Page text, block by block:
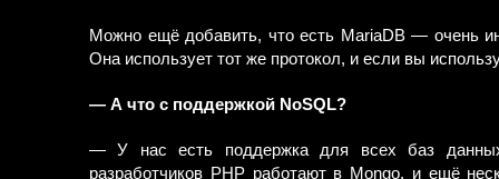
Можно ещё добавить, что есть MariaDB — очень
Она использует тот же протокол, и если вы
— А что с поддержкой NoSQL?
— У нас есть поддержка для всех баз
разработчиков PHP работают в Mongo, и ещё